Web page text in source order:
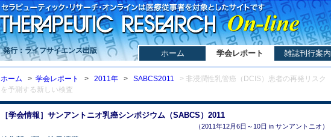
発行：ライフサイエンス出版 ホーム 学会レポート 雑誌刊行案内
ホーム > 学会レポート > 2011年 > SABCS2011
> 非浸潤性乳管癌（DCIS）患者の再発リスク
を予測する新しい検査
［学会情報］サンアントニオ乳癌シンポジウム（SABCS）2011
（2011年12月6日～10日 in サンアントニオ）